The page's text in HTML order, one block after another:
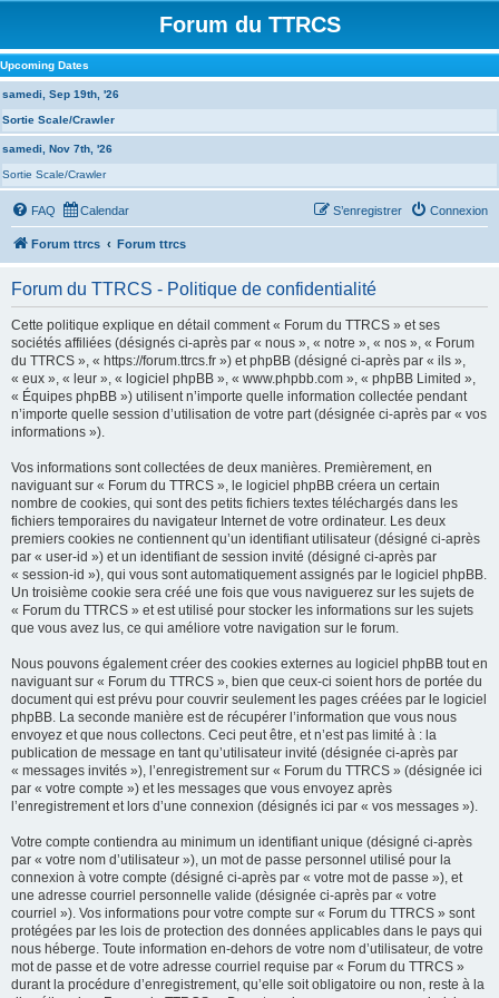
Forum du TTRCS
Upcoming Dates
samedi, Sep 19th, '26
Sortie Scale/Crawler
samedi, Nov 7th, '26
Sortie Scale/Crawler
FAQ Calendar Connexion
S’enregistrer
Forum ttrcs Forum ttrcs
Forum du TTRCS - Politique de confidentialité
Cette politique explique en détail comment « Forum du TTRCS » et ses
sociétés affiliées (désignés ci-après par « nous », « notre », « nos », « Forum
du TTRCS », « https://forum.ttrcs.fr ») et phpBB (désigné ci-après par « ils »,
« eux », « leur », « logiciel phpBB », « www.phpbb.com », « phpBB Limited »,
« Équipes phpBB ») utilisent n’importe quelle information collectée pendant
n’importe quelle session d’utilisation de votre part (désignée ci-après par « vos
informations »).
Vos informations sont collectées de deux manières. Premièrement, en
naviguant sur « Forum du TTRCS », le logiciel phpBB créera un certain
nombre de cookies, qui sont des petits fichiers textes téléchargés dans les
fichiers temporaires du navigateur Internet de votre ordinateur. Les deux
premiers cookies ne contiennent qu’un identifiant utilisateur (désigné ci-après
par « user-id ») et un identifiant de session invité (désigné ci-après par
« session-id »), qui vous sont automatiquement assignés par le logiciel phpBB.
Un troisième cookie sera créé une fois que vous naviguerez sur les sujets de
« Forum du TTRCS » et est utilisé pour stocker les informations sur les sujets
que vous avez lus, ce qui améliore votre navigation sur le forum.
Nous pouvons également créer des cookies externes au logiciel phpBB tout en
naviguant sur « Forum du TTRCS », bien que ceux-ci soient hors de portée du
document qui est prévu pour couvrir seulement les pages créées par le logiciel
phpBB. La seconde manière est de récupérer l’information que vous nous
envoyez et que nous collectons. Ceci peut être, et n’est pas limité à : la
publication de message en tant qu’utilisateur invité (désignée ci-après par
« messages invités »), l’enregistrement sur « Forum du TTRCS » (désignée ici
par « votre compte ») et les messages que vous envoyez après
l’enregistrement et lors d’une connexion (désignés ici par « vos messages »).
Votre compte contiendra au minimum un identifiant unique (désigné ci-après
par « votre nom d’utilisateur »), un mot de passe personnel utilisé pour la
connexion à votre compte (désigné ci-après par « votre mot de passe »), et
une adresse courriel personnelle valide (désignée ci-après par « votre
courriel »). Vos informations pour votre compte sur « Forum du TTRCS » sont
protégées par les lois de protection des données applicables dans le pays qui
nous héberge. Toute information en-dehors de votre nom d’utilisateur, de votre
mot de passe et de votre adresse courriel requise par « Forum du TTRCS »
durant la procédure d’enregistrement, qu’elle soit obligatoire ou non, reste à la